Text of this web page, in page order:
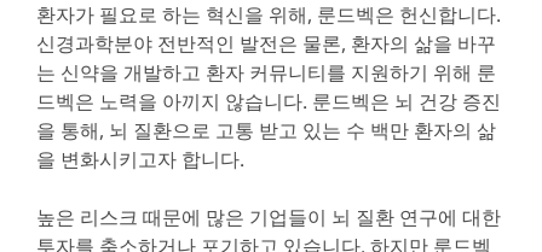
환자가 필요로 하는 혁신을 위해, 룬드벡은 헌신합니다.
신경과학분야 전반적인 발전은 물론, 환자의 삶을 바꾸
는 신약을 개발하고 환자 커뮤니티를 지원하기 위해 룬
드벡은 노력을 아끼지 않습니다. 룬드벡은 뇌 건강 증진
을 통해, 뇌 질환으로 고통 받고 있는 수 백만 환자의 삶
을 변화시키고자 합니다.
높은 리스크 때문에 많은 기업들이 뇌 질환 연구에 대한
투자를 축소하거나 포기하고 있습니다. 하지만 룬드벡